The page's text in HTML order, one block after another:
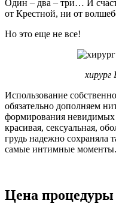
Один – два – три… И
от Крестной, ни от
Но это еще не все!
хирург
Использование
обязательно дополняем
формирования невидимых
красивая, сексуальная,
грудь надежно сохраняла
самые интимные моменты.
Цена процедуры